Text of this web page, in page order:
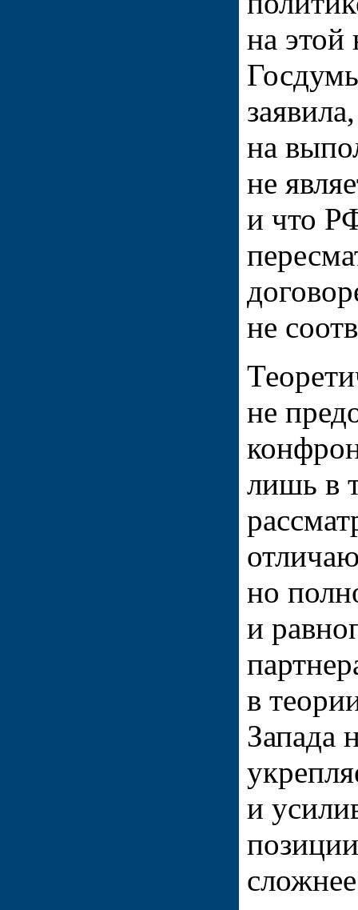
на этой
на
не
и что
не
не
лишь в
но
и
в
Запада
и